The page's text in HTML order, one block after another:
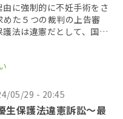
に強制的に不妊手術をさ
た５つの裁判の上告審
法は違憲だとして、国に
、不法行為から２０年
05/29 - 20:45
生保護法違憲訴訟〜最